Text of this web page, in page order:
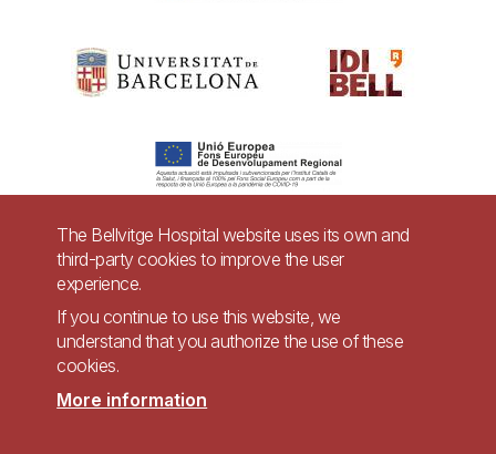
Pie
página
Accessibility Legal warning
The Bellvitge Hospital website uses its own and
third-party cookies to improve the user
experience.
If you continue to use this website, we
understand that you authorize the use of these
cookies.
More information